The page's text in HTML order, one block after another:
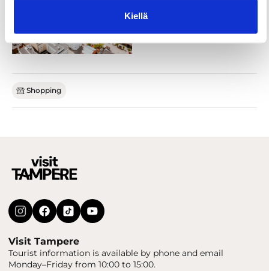
Kiellä
Shopping
Visit Tampere
Tourist information is available by phone and email
Monday–Friday from 10:00 to 15:00.